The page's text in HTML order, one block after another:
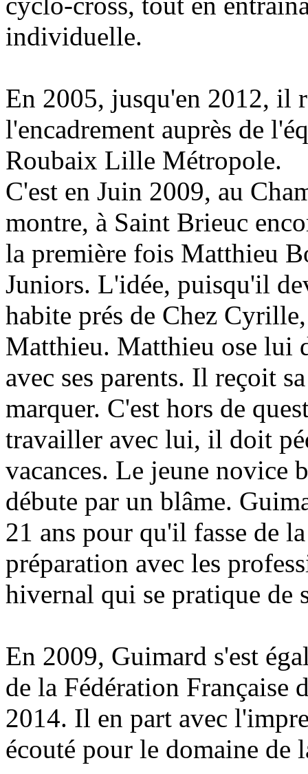
individuelle.
En 2005, jusqu'en 2012, il
l'encadrement auprès de
Roubaix Lille Métropole.
C'est en Juin 2009, au
montre, à Saint Brieuc
la première fois Matthieu
Juniors. L'idée, puisqu'il
habite prés de Chez
Matthieu. Matthieu ose lui
avec ses parents. Il reçoit
marquer. C'est hors de
travailler avec lui, il doit
vacances. Le jeune novice
débute par un blâme.
21 ans pour qu'il fasse de
préparation avec les
hivernal qui se pratique de
En 2009, Guimard s'est
de la Fédération Française
2014. Il en part avec
écouté pour le domaine de